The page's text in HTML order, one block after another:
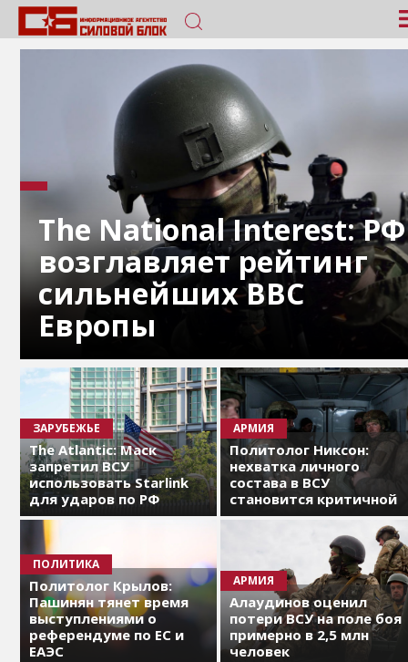
The National Interest: РФ
возглавляет рейтинг
сильнейших ВВС
Европы
ЗАРУБЕЖЬЕ
The Atlantic: Маск
запретил ВСУ
использовать Starlink
для ударов по РФ
АРМИЯ
Политолог Никсон:
нехватка личного
состава в ВСУ
становится критичной
ПОЛИТИКА
Политолог Крылов:
Пашинян тянет время
выступлениями о
референдуме по ЕС и
ЕАЭС
АРМИЯ
Алаудинов оценил
потери ВСУ на поле боя
примерно в 2,5 млн
человек